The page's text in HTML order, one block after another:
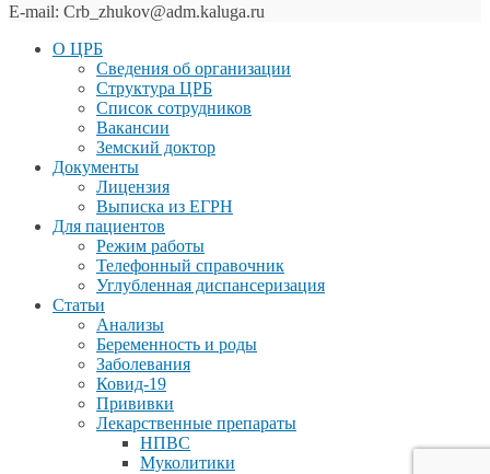
E-mail: Crb_zhukov@adm.kaluga.ru
О ЦРБ
Сведения об организации
Структура ЦРБ
Список сотрудников
Вакансии
Земский доктор
Документы
Лицензия
Выписка из ЕГРН
Для пациентов
Режим работы
Телефонный справочник
Углубленная диспансеризация
Статьи
Анализы
Беременность и роды
Заболевания
Ковид-19
Прививки
Лекарственные препараты
НПВС
Муколитики